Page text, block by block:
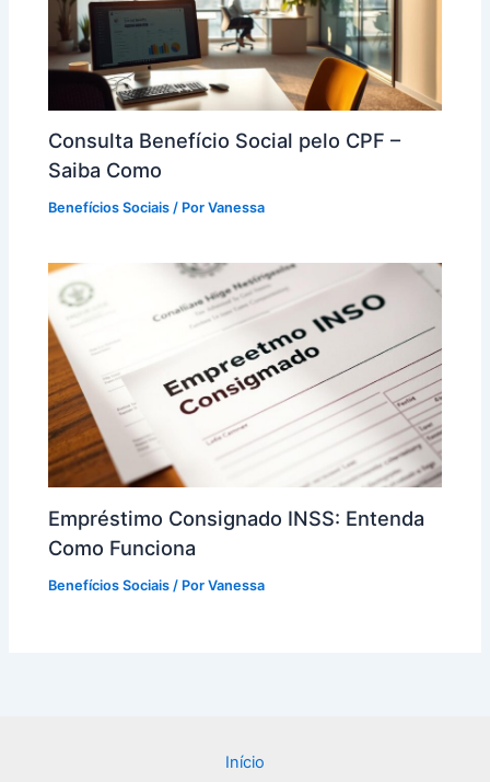
Consulta Benefício Social pelo CPF –
Saiba Como
Benefícios Sociais / PorVanessa
Empréstimo Consignado INSS: Entenda
Como Funciona
Benefícios Sociais / PorVanessa
Início